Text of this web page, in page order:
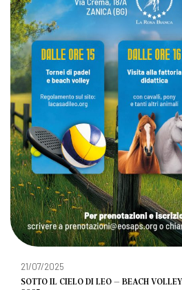
21/07/2025
SOTTO IL CIELO DI LEO – BEACH